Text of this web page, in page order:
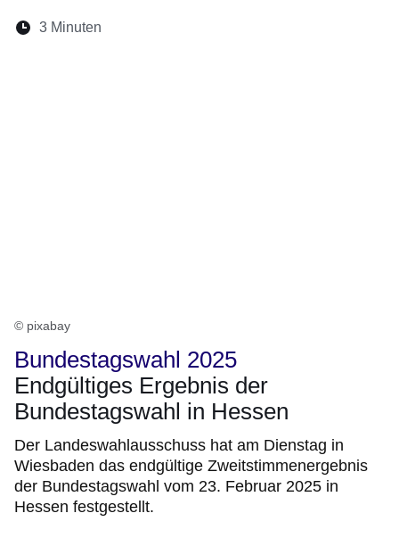
Lesedauer:
3 Minuten
© pixabay
Bundestagswahl 2025
Endgültiges Ergebnis der
Bundestagswahl in Hessen
Der Landeswahlausschuss hat am Dienstag in
Wiesbaden das endgültige Zweitstimmenergebnis
der Bundestagswahl vom 23. Februar 2025 in
Hessen festgestellt.